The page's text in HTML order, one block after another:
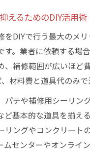
えるためのDIY活用術
をDIYで行う最大のメ
す。業者に依頼する場
、補修範囲が広いほど
材料費と道具代のみで
パテや補修用シーリン
ど基本的な道具を揃え
リングやコンクリート
ムセンターやオンライ